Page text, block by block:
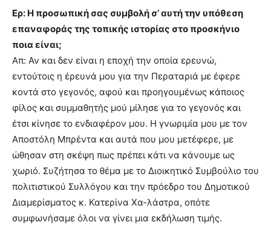
Ερ: Η προσωπική σας συμβολή σ’ αυτή την υπόθεση
επαναφοράς της τοπικής ιστορίας στο προσκήνιο
ποια είναι;
Απ: Αν και δεν είναι η εποχή την οποία ερευνώ,
εντούτοις η έρευνά μου για την Περαταριά με έφερε
κοντά στο γεγονός, αφού και προηγουμένως κάποιος
φίλος και συμμαθητής μού μίλησε για το γεγονός και
έτσι κίνησε το ενδιαφέρον μου. Η γνωριμία μου με τον
Αποστόλη Μπρέντα και αυτά που μου μετέφερε, με
ώθησαν στη σκέψη πως πρέπει κάτι να κάνουμε ως
χωριό. Συζήτησα το θέμα με το Διοικητικό Συμβούλιο του
πολιτιστικού Συλλόγου και την πρόεδρο του Δημοτικού
Διαμερίσματος κ. Κατερίνα Χα-λάστρα, οπότε
συμφωνήσαμε όλοι να γίνει μια εκδήλωση τιμής.